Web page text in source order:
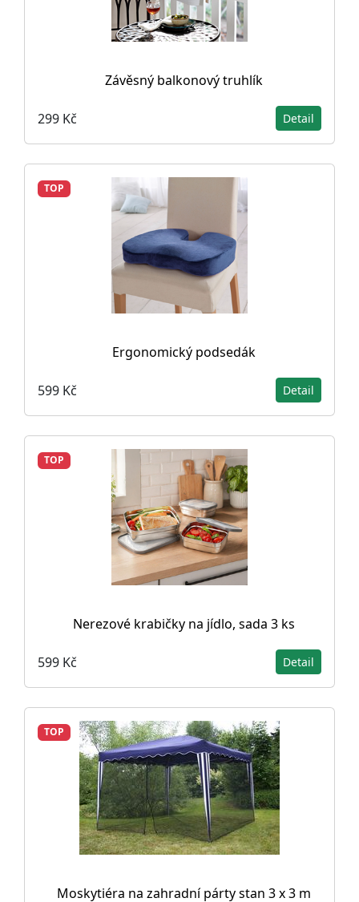
Závěsný balkonový truhlík
299 Kč Detail
TOP
Ergonomický podsedák
599 Kč Detail
TOP
Nerezové krabičky na jídlo, sada 3 ks
599 Kč Detail
TOP
Moskytiéra na zahradní párty stan 3 x 3 m